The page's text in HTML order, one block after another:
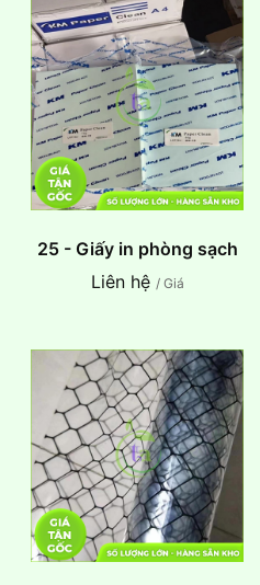
25 - Giấy in phòng sạch
Liên hệ / Giá